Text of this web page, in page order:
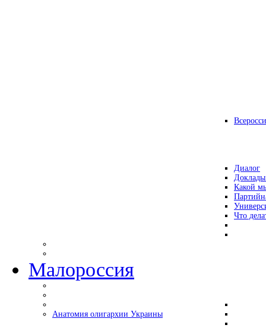
Диалог
Какой
Что
Малороссия
Анатомия олигархии Украины